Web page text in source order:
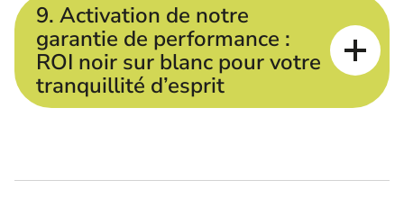
9. Activation de notre
garantie de performance :
ROI noir sur blanc pour votre
tranquillité d’esprit